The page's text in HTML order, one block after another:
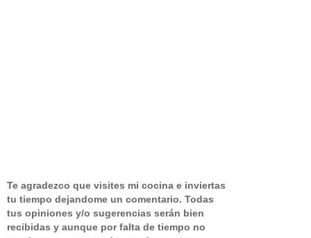
Te agradezco que visites mi cocina e inviertas
tu tiempo dejandome un comentario. Todas
tus opiniones y/o sugerencias serán bien
recibidas y aunque por falta de tiempo no